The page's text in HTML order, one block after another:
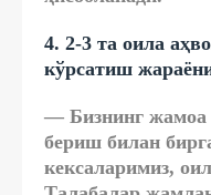
4. 2-3 та оила
кўрсатиш
— Бизнинг жамоа
бериш билан
кексаларимиз,